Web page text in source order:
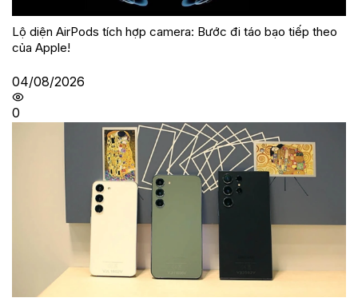
Lộ diện AirPods tích hợp camera: Bước đi táo bạo tiếp theo
của Apple!
04/08/2026
0